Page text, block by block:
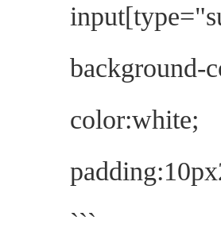
background-
color:white;
```